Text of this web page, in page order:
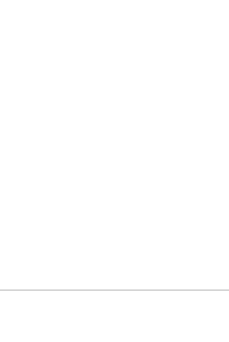
正確，依《戡亂時
15日被送至綠島新
年10月14日止，然
年5月3日經第五屆
思想層次問題，故應